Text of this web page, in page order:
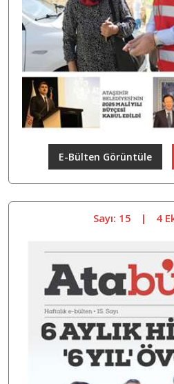
E-Bülten Görüntüle
Sayı: 15 | 4